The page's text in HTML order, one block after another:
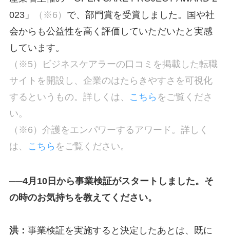
023」
（※6） で、部門賞を受賞しました。国や社
会からも公益性を高く評価していただいたと実感
しています。
（※5）ビジネスケアラーの口コミを掲載した転職
サイトを開設し、企業のはたらきやすさを可視化
するというもの。詳しくは、
こちら をご覧くださ
い。
（※6）介護をエンパワーするアワード。詳しく
は、
こちら をご覧ください。
──4月10日から事業検証がスタートしました。そ
の時のお気持ちを教えてください。
洪： 事業検証を実施すると決定したあとは、既に